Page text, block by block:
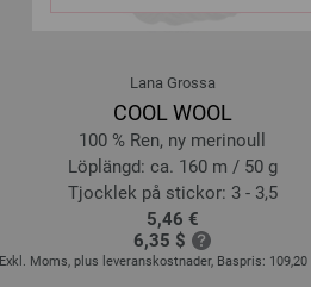
Lana Grossa
COOL WOOL
100 % Ren, ny merinoull
Löplängd: ca. 160 m / 50 g
Tjocklek på stickor: 3 - 3,5
5,46 €
6,35 $
Exkl. Moms, plus leveranskostnader, Baspris: 109,20